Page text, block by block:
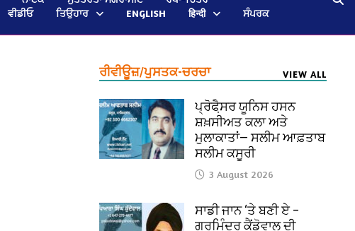
ਵੀਡੀਓ ਤਿਉਹਾਰ ENGLISH हिन्दी
ਸੰਪਰਕ
ਰੀਵੀਊਜ਼/ਪੁਸਤਕ-ਚਰਚਾ VIEW ALL
ਪ੍ਰੋਫੈ਼ਸਰ ਯੂਨਿਸ ਹਸਨ
ਸ਼ਖ਼ਸੀਅਤ ਕਲਾ ਅਤੇ
ਮੁਲਾਕਾਤਾਂ— ਸਲੀਮ ਆਫ਼ਤਾਬ
ਸਲੀਮ ਕਸੂਰੀ
3 August 2026
ਸਾਡੀ ਜਾਨ ‘ਤੇ ਬਣੀ ਏ –
ਗੁਰਮਿੰਦਰ ਕੈਂਡੋਵਾਲ ਦੀ